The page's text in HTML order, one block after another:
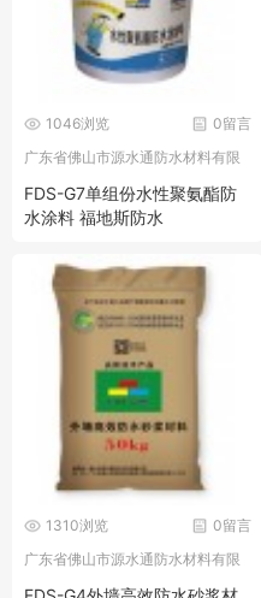
0留言
1046浏览
广东省佛山市源水通防水材料有限
FDS-G7单组份水性聚氨酯防
水涂料 福地斯防水
0留言
1310浏览
广东省佛山市源水通防水材料有限